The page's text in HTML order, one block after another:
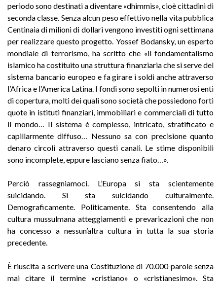
periodo sono destinati a diventare «dhimmis», cioè cittadini di
seconda classe. Senza alcun peso effettivo nella vita pubblica
Centinaia di milioni di dollari vengono investiti ogni settimana
per realizzare questo progetto. Yossef Bodansky, un esperto
mondiale di terrorismo, ha scritto che «il fondamentalismo
islamico ha costituito una struttura finanziaria che si serve del
sistema bancario europeo e fa girare i soldi anche attraverso
l’Africa e l’America Latina. I fondi sono sepolti in numerosi enti
di copertura, molti dei quali sono società che possiedono forti
quote in istituti finanziari, immobiliari e commerciali di tutto
il mondo… Il sistema è complesso, intricato, stratificato e
capillarmente diffuso… Nessuno sa con precisione quanto
denaro circoli attraverso questi canali. Le stime disponibili
sono incomplete, eppure lasciano senza fiato…».
Perciò rassegniamoci. L’Europa si sta scientemente
suicidando. Si sta suicidando culturalmente.
Demograficamente. Politicamente. Sta consentendo alla
cultura mussulmana atteggiamenti e prevaricazioni che non
ha concesso a nessun’altra cultura in tutta la sua storia
precedente.
È riuscita a scrivere una Costituzione di 70.000 parole senza
mai citare il termine «cristiano» o «cristianesimo». Sta